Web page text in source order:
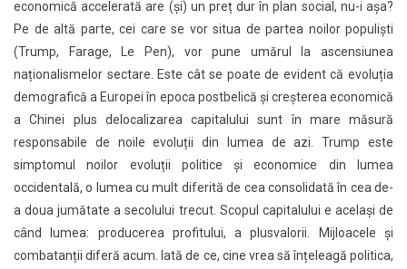
economică accelerată are (și) un preț dur în plan social, nu-i așa?
Pe de altă parte, cei care se vor situa de partea noilor populiști
(Trump, Farage, Le Pen), vor pune umărul la ascensiunea
naționalismelor sectare. Este cât se poate de evident că evoluția
demografică a Europei în epoca postbelică și creșterea economică
a Chinei plus delocalizarea capitalului sunt în mare măsură
responsabile de noile evoluții din lumea de azi. Trump este
simptomul noilor evoluții politice și economice din lumea
occidentală, o lumea cu mult diferită de cea consolidată în cea de-
a doua jumătate a secolului trecut. Scopul capitalului e același de
când lumea: producerea profitului, a plusvalorii. Mijloacele și
combatanții diferă acum. Iată de ce, cine vrea să înțeleagă politica,